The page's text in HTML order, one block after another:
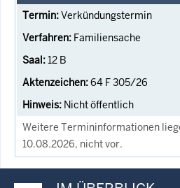
Verkündungstermin
Familiensache
12 B
64 F 305/26
Nicht öffentlich
Weitere Termininformationen
10.08.2026, nicht vor.